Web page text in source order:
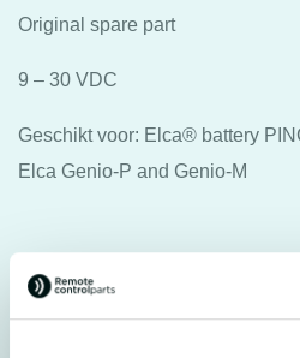
Original spare part
9 – 30 VDC
Geschikt voor: Elca® battery
Elca Genio-P and Genio-M
Specifications